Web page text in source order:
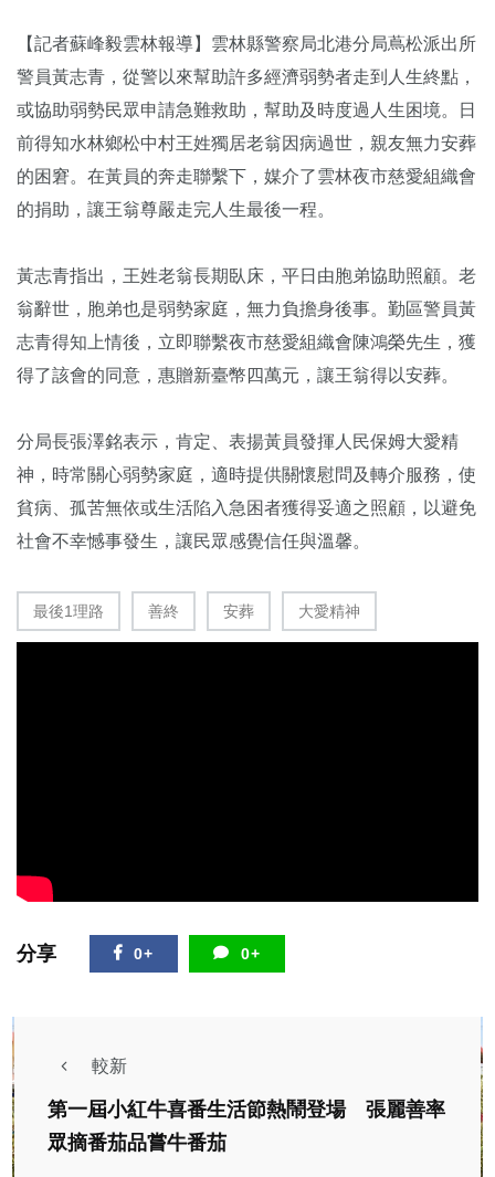
【記者蘇峰毅雲林報導】雲林縣警察局北港分局蔦松派出所
警員黃志青，從警以來幫助許多經濟弱勢者走到人生終點，
或協助弱勢民眾申請急難救助，幫助及時度過人生困境。日
前得知水林鄉松中村王姓獨居老翁因病過世，親友無力安葬
的困窘。在黃員的奔走聯繫下，媒介了雲林夜市慈愛組織會
的捐助，讓王翁尊嚴走完人生最後一程。
黃志青指出，王姓老翁長期臥床，平日由胞弟協助照顧。老
翁辭世，胞弟也是弱勢家庭，無力負擔身後事。勤區警員黃
志青得知上情後，立即聯繫夜市慈愛組織會陳鴻榮先生，獲
得了該會的同意，惠贈新臺幣四萬元，讓王翁得以安葬。
分局長張澤銘表示，肯定、表揚黃員發揮人民保姆大愛精
神，時常關心弱勢家庭，適時提供關懷慰問及轉介服務，使
貧病、孤苦無依或生活陷入急困者獲得妥適之照顧，以避免
社會不幸憾事發生，讓民眾感覺信任與溫馨。
最後1理路 善終 安葬 大愛精神
分享 0+ 0+
較新
第一屆小紅牛喜番生活節熱鬧登場 張麗善率
眾摘番茄品嘗牛番茄